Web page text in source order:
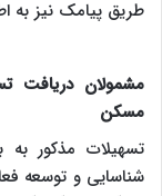
طریق پیامک نیز به
مشمولان دریافت
مسکن
تسهیلات مذکور به
شناسایی و توسعه